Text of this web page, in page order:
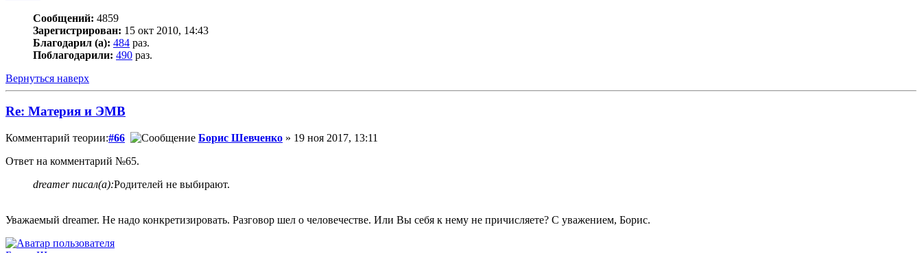
Сообщений: 4859
Зарегистрирован: 15 окт 2010, 14:43
Благодарил (а): 484 раз.
Поблагодарили: 490 раз.
Вернуться наверх
Re: Материя и ЭМВ
Комментарий теории:#66 Борис Шевченко » 19 ноя 2017, 13:11
Ответ на комментарий №65.
dreamer писал(а):Родителей не выбирают.
Уважаемый dreamer. Не надо конкретизировать. Разговор шел о человечестве. Или Вы себя к нему не причисляете? С уважением, Борис.